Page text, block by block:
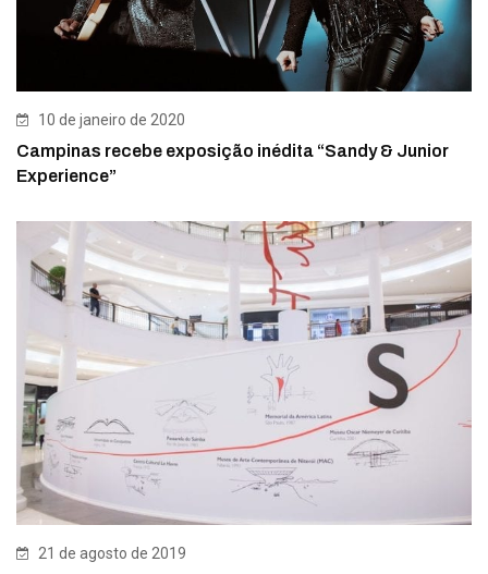
10 de janeiro de 2020
Campinas recebe exposição inédita “Sandy & Junior
Experience”
21 de agosto de 2019